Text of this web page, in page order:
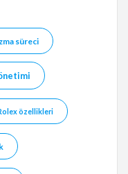
süreci
özellikleri